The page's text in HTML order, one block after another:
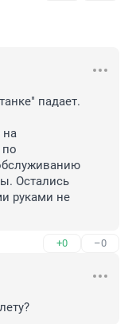
падает.
на
Остались
руками не
+0 –0